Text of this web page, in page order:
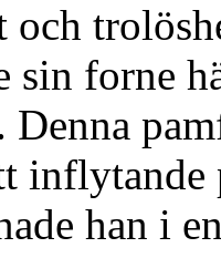
och
sin forne
Denna
inflytande
han i